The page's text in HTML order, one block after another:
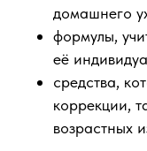
домашнего
формулы,
её
средства,
коррекции,
возрастных